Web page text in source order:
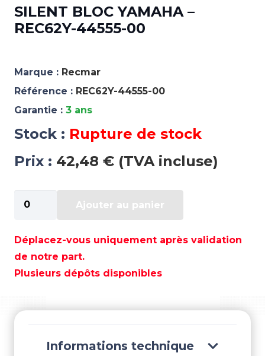
SILENT BLOC YAMAHA –
REC62Y-44555-00
Marque : Recmar
Référence : REC62Y-44555-00
Garantie : 3 ans
Stock : Rupture de stock
Prix : 42,48 € (TVA incluse)
de
BLOC
YAMAHA
-
00
Ajouter au panier
Déplacez-vous uniquement après validation
de notre part.
Plusieurs dépôts disponibles
Informations technique